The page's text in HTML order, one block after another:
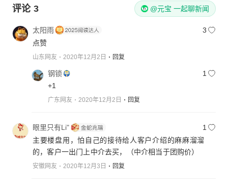
评论 3 @元宝 一起聊新闻
太阳雨
3
点赞
山东网友 2020年12月2日 回复
钢锁
1
+1
广东网友 2020年12月2日 回复
眼里只有Li"
1
主要楼盘用，怕自己的接待给人客户介绍的麻麻溜溜
的，客户一出门上中介去买，（中介相当于团购价）
安徽网友 2020年12月3日 回复